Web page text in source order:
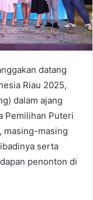
datang
Riau 2025,
dalam ajang
Pemilihan Puteri
masing-masing
serta
penonton di